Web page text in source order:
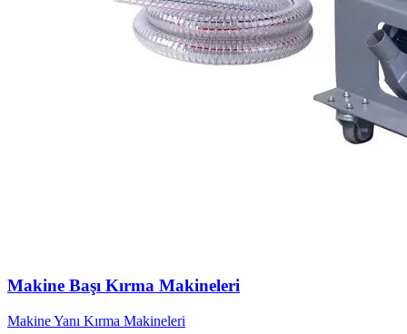
Makine Başı Kırma Makineleri
Makine Yanı Kırma Makineleri